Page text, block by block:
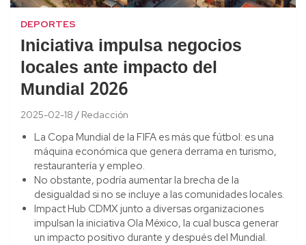
DEPORTES
Iniciativa impulsa negocios
locales ante impacto del
Mundial 2026
2025-02-18 Redacción
La Copa Mundial de la FIFA es más que fútbol: es una
máquina económica que genera derrama en turismo,
restaurantería y empleo.
No obstante, podría aumentar la brecha de la
desigualdad si no se incluye a las comunidades locales.
Impact Hub CDMX junto a diversas organizaciones
impulsan la iniciativa Ola México, la cual busca generar
un impacto positivo durante y después del Mundial.